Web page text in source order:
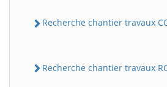
Recherche chantier travaux
Recherche chantier travaux